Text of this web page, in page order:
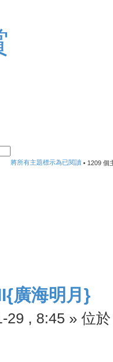
將所有主題標示為已閱讀 • 1209 個
廣海明月}
29 , 8:45 » 位